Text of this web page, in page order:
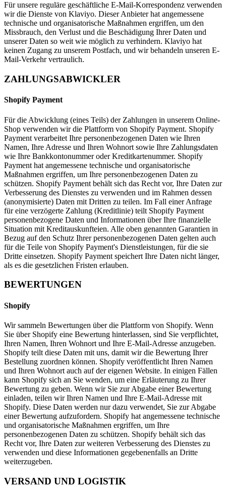
Für unsere reguläre geschäftliche E-Mail-Korrespondenz verwenden
wir die Dienste von Klaviyo. Dieser Anbieter hat angemessene
technische und organisatorische Maßnahmen ergriffen, um den
Missbrauch, den Verlust und die Beschädigung Ihrer Daten und
unserer Daten so weit wie möglich zu verhindern. Klaviyo hat
keinen Zugang zu unserem Postfach, und wir behandeln unseren E-
Mail-Verkehr vertraulich.
ZAHLUNGSABWICKLER
Shopify Payment
Für die Abwicklung (eines Teils) der Zahlungen in unserem Online-
Shop verwenden wir die Plattform von Shopify Payment. Shopify
Payment verarbeitet Ihre personenbezogenen Daten wie Ihren
Namen, Ihre Adresse und Ihren Wohnort sowie Ihre Zahlungsdaten
wie Ihre Bankkontonummer oder Kreditkartenummer. Shopify
Payment hat angemessene technische und organisatorische
Maßnahmen ergriffen, um Ihre personenbezogenen Daten zu
schützen. Shopify Payment behält sich das Recht vor, Ihre Daten zur
Verbesserung des Dienstes zu verwenden und im Rahmen dessen
(anonymisierte) Daten mit Dritten zu teilen. Im Fall einer Anfrage
für eine verzögerte Zahlung (Kreditlinie) teilt Shopify Payment
personenbezogene Daten und Informationen über Ihre finanzielle
Situation mit Kreditauskunfteien. Alle oben genannten Garantien in
Bezug auf den Schutz Ihrer personenbezogenen Daten gelten auch
für die Teile von Shopify Payment's Dienstleistungen, für die sie
Dritte einsetzen. Shopify Payment speichert Ihre Daten nicht länger,
als es die gesetzlichen Fristen erlauben.
BEWERTUNGEN
Shopify
Wir sammeln Bewertungen über die Plattform von Shopify. Wenn
Sie über Shopify eine Bewertung hinterlassen, sind Sie verpflichtet,
Ihren Namen, Ihren Wohnort und Ihre E-Mail-Adresse anzugeben.
Shopify teilt diese Daten mit uns, damit wir die Bewertung Ihrer
Bestellung zuordnen können. Shopify veröffentlicht Ihren Namen
und Ihren Wohnort auch auf der eigenen Website. In einigen Fällen
kann Shopify sich an Sie wenden, um eine Erläuterung zu Ihrer
Bewertung zu geben. Wenn wir Sie zur Abgabe einer Bewertung
einladen, teilen wir Ihren Namen und Ihre E-Mail-Adresse mit
Shopify. Diese Daten werden nur dazu verwendet, Sie zur Abgabe
einer Bewertung aufzufordern. Shopify hat angemessene technische
und organisatorische Maßnahmen ergriffen, um Ihre
personenbezogenen Daten zu schützen. Shopify behält sich das
Recht vor, Ihre Daten zur weiteren Verbesserung des Dienstes zu
verwenden und diese Informationen gegebenenfalls an Dritte
weiterzugeben.
VERSAND UND LOGISTIK